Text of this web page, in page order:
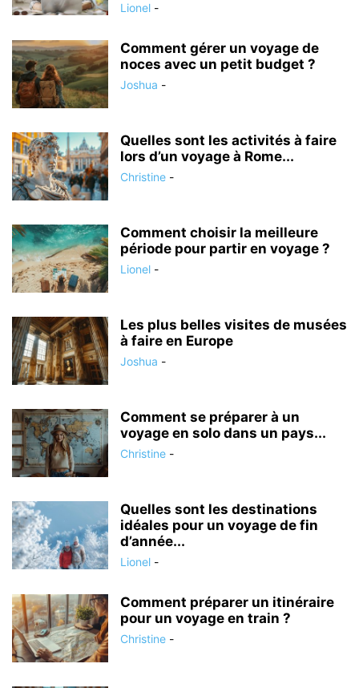
Lionel -
Comment gérer un voyage de
noces avec un petit budget ?
Joshua -
Quelles sont les activités à faire
lors d’un voyage à Rome...
Christine -
Comment choisir la meilleure
période pour partir en voyage ?
Lionel -
Les plus belles visites de musées
à faire en Europe
Joshua -
Comment se préparer à un
voyage en solo dans un pays...
Christine -
Quelles sont les destinations
idéales pour un voyage de fin
d’année...
Lionel -
Comment préparer un itinéraire
pour un voyage en train ?
Christine -